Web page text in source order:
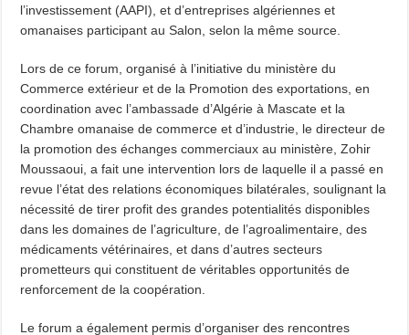
l’investissement (AAPI), et d’entreprises algériennes et
omanaises participant au Salon, selon la même source.
Lors de ce forum, organisé à l’initiative du ministère du
Commerce extérieur et de la Promotion des exportations, en
coordination avec l’ambassade d’Algérie à Mascate et la
Chambre omanaise de commerce et d’industrie, le directeur de
la promotion des échanges commerciaux au ministère, Zohir
Moussaoui, a fait une intervention lors de laquelle il a passé en
revue l’état des relations économiques bilatérales, soulignant la
nécessité de tirer profit des grandes potentialités disponibles
dans les domaines de l’agriculture, de l’agroalimentaire, des
médicaments vétérinaires, et dans d’autres secteurs
prometteurs qui constituent de véritables opportunités de
renforcement de la coopération.
Le forum a également permis d’organiser des rencontres